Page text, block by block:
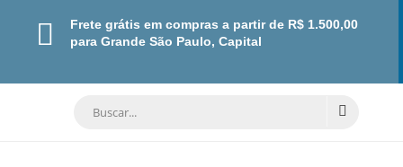
Frete grátis em compras a partir de R$ 1.500,00
para Grande São Paulo, Capital